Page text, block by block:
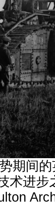
期间
术进